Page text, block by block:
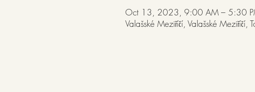
Oct 13, 2023, 9:00 AM – 5:30
Valašské Meziříčí, Valašské Meziříčí,